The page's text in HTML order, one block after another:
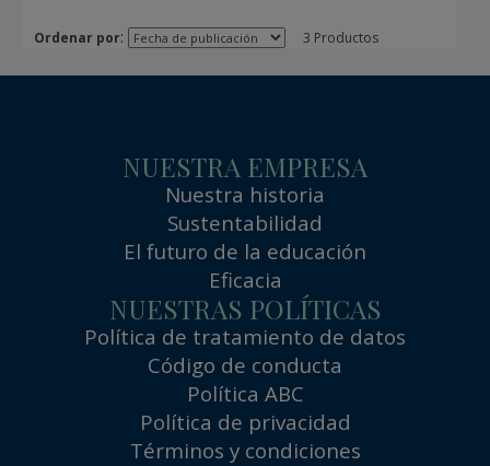
Ordenar por: 3 Productos
NUESTRA EMPRESA
Nuestra historia
Sustentabilidad
El futuro de la educación
Eficacia
NUESTRAS POLÍTICAS
Política de tratamiento de datos
Código de conducta
Política ABC
Política de privacidad
Términos y condiciones